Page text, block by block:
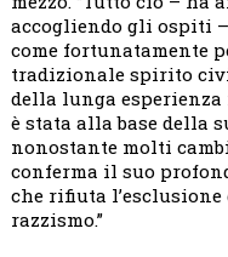
accogliendo gli ospiti
come fortunatamente
tradizionale spirito
della lunga
è stata alla base della
nonostante molti
conferma il suo
che rifiuta
razzismo.”